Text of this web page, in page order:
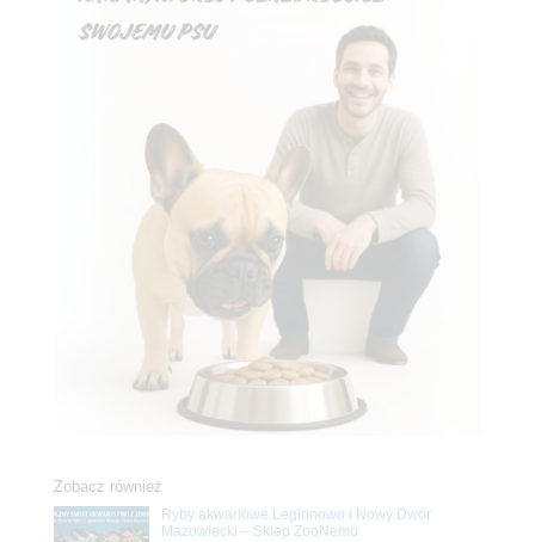
Zobacz również
Ryby akwariowe Legionowo i Nowy Dwór
Mazowiecki – Sklep ZooNemo